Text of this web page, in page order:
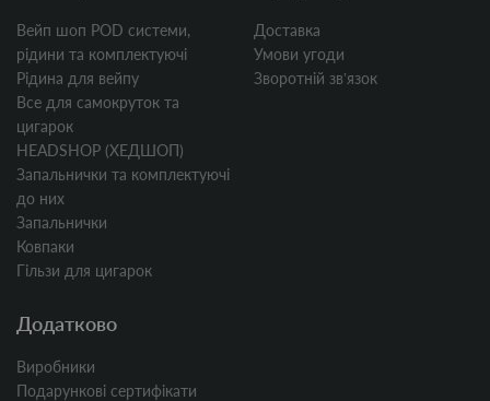
Вейп шоп POD системи,
рідини та комплектуючі
Рідина для вейпу
Все для самокруток та
цигарок
HEADSHOP (ХЕДШОП)
Запальнички та комплектуючі
до них
Запальнички
Ковпаки
Гільзи для цигарок
Доставка
Умови угоди
Зворотній звʼязок
Додатково
Виробники
Подарункові сертифікати